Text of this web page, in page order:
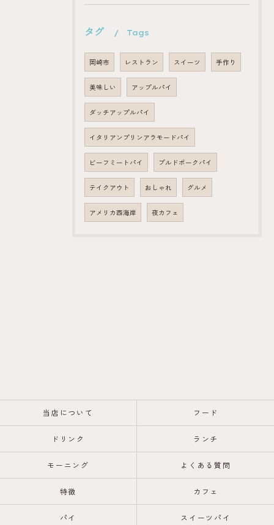
タグ Tags
岡崎市 レストラン スイーツ 手作り
美味しい アップルパイ
ダッチアップルパイ
イタリアンプリンアラモードパイ
ビーフミートパイ プルドポークパイ
テイクアウト おしゃれ グルメ
アメリカ西海岸 夜カフェ
当店について フード
ドリンク ランチ
モーニング よくある質問
特徴 カフェ
パイ スイーツパイ